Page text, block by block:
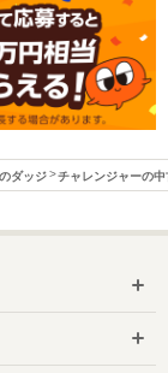
ダッジ チャレンジャーの中